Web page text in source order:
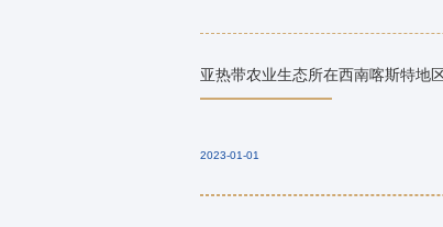
亚热带农业生态所在西南喀斯特地
2023-01-01